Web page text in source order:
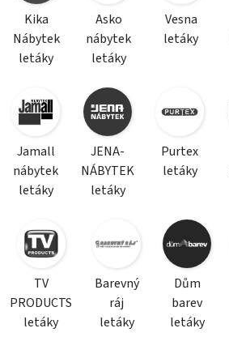
Kika
Nábytek
letáky
Asko
nábytek
letáky
Vesna
letáky
Jamall
nábytek
letáky
JENA-
NÁBYTEK
letáky
Purtex
letáky
TV
PRODUCTS
letáky
Barevný
ráj
letáky
Dům
barev
letáky